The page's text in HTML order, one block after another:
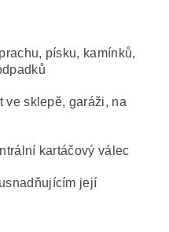
písku, kamínků,
ve sklepě, garáži, na
kartáčový válec
její